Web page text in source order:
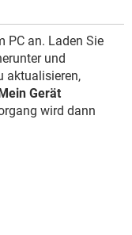
PC an. Laden Sie
und
aktualisieren,
Gerät
wird dann